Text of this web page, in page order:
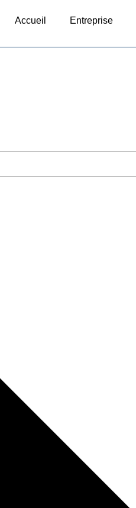
Accueil Entreprise